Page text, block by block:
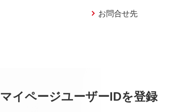
お問合せ先
マイページユーザーIDを登録